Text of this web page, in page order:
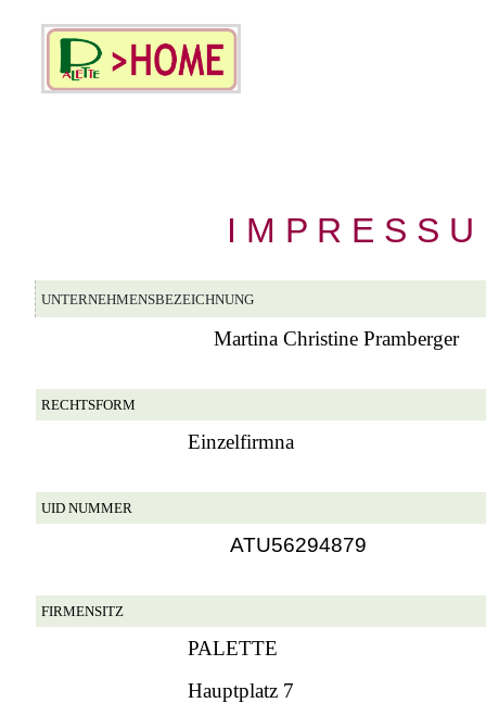
I M P R E S S U
UNTERNEHMENSBEZEICHNUNG
Martina Christine Pramberger
RECHTSFORM
Einzelfirmna
UID NUMMER
ATU56294879
FIRMENSITZ
PALETTE
Hauptplatz 7